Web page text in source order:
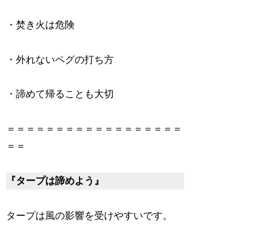
・焚き火は危険
・外れないペグの打ち方
・諦めて帰ることも大切
＝＝＝＝＝＝＝＝＝＝＝＝＝＝＝＝＝＝
＝＝
『タープは諦めよう』
タープは風の影響を受けやすいです。